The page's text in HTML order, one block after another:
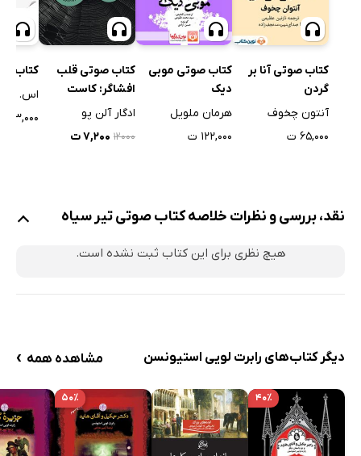
کتاب صوتی آنا بر
گردن
آنتون چخوف
۶۵,۰۰۰ ت
کتاب صوتی موبی
دیک
هرمان ملویل
۱۲۲,۰۰۰ ت
کتاب صوتی قلب
افشاگر: کاست
کابوس - شماره‌ 6
ادگار آلن پو
۱۲۰۰۰ ۷,۲۰۰ ت
کتاب
اس. جی.
۴۳,۰۰۰ ت
نقد، بررسی و نظرات خلاصه کتاب صوتی تیر سیاه
هیچ نظری برای این کتاب ثبت نشده است.
دیگر کتاب‌های رابرت لویی استیونسن مشاهده همه ›
۴۰٪ ۵۰٪